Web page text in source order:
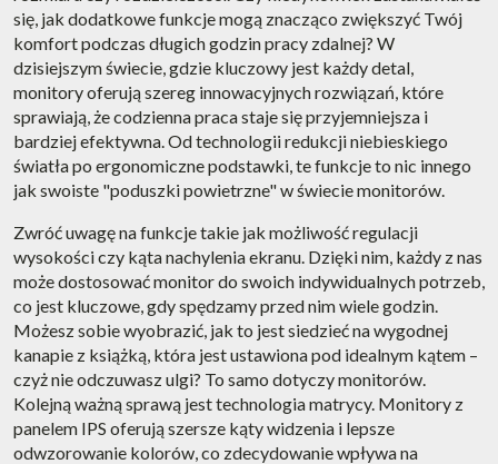
się, jak dodatkowe funkcje mogą znacząco zwiększyć Twój
komfort podczas długich godzin pracy zdalnej? W
dzisiejszym świecie, gdzie kluczowy jest każdy detal,
monitory oferują szereg innowacyjnych rozwiązań, które
sprawiają, że codzienna praca staje się przyjemniejsza i
bardziej efektywna. Od technologii redukcji niebieskiego
światła po ergonomiczne podstawki, te funkcje to nic innego
jak swoiste "poduszki powietrzne" w świecie monitorów.
Zwróć uwagę na funkcje takie jak możliwość regulacji
wysokości czy kąta nachylenia ekranu. Dzięki nim, każdy z nas
może dostosować monitor do swoich indywidualnych potrzeb,
co jest kluczowe, gdy spędzamy przed nim wiele godzin.
Możesz sobie wyobrazić, jak to jest siedzieć na wygodnej
kanapie z książką, która jest ustawiona pod idealnym kątem –
czyż nie odczuwasz ulgi? To samo dotyczy monitorów.
Kolejną ważną sprawą jest technologia matrycy. Monitory z
panelem IPS oferują szersze kąty widzenia i lepsze
odwzorowanie kolorów, co zdecydowanie wpływa na